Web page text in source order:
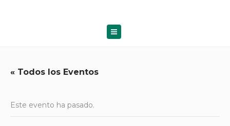
« Todos los Eventos
Este evento ha pasado.